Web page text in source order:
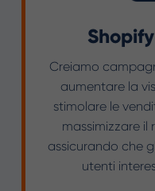
Creiamo
aumentare la
stimolare le
massimizzare il
assicurando che
utenti